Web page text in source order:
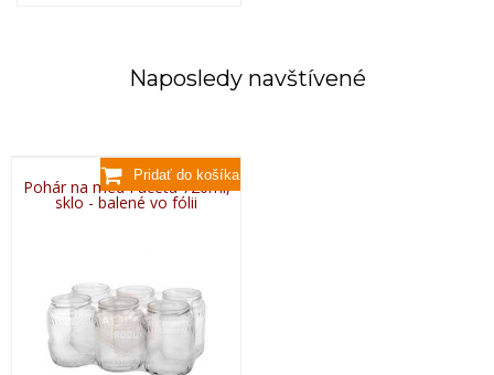
Naposledy navštívené
Pohár na med Faceta 720ml,
sklo - balené vo fólii